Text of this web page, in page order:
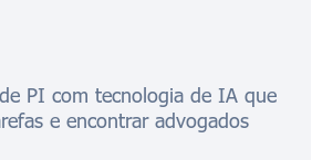
PI com tecnologia de IA que
e encontrar advogados